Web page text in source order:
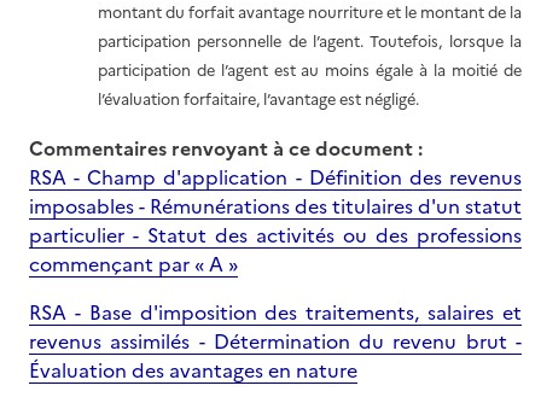
montant du forfait avantage nourriture et le montant de la
participation personnelle de l’agent. Toutefois, lorsque la
participation de l’agent est au moins égale à la moitié de
l’évaluation forfaitaire, l’avantage est négligé.
Commentaires renvoyant à ce document :
RSA - Champ d'application - Définition des revenus
imposables - Rémunérations des titulaires d'un statut
particulier - Statut des activités ou des professions
commençant par « A »
RSA - Base d'imposition des traitements, salaires et
revenus assimilés - Détermination du revenu brut -
Évaluation des avantages en nature